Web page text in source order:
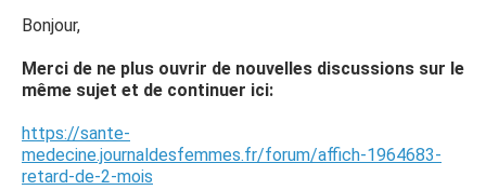
Bonjour,
Merci de ne plus ouvrir de nouvelles discussions sur le
même sujet et de continuer ici:
https://sante-
medecine.journaldesfemmes.fr/forum/affich-1964683-
retard-de-2-mois